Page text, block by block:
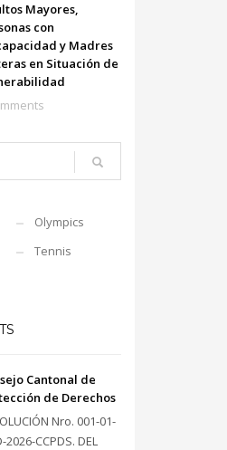
Mayores,
con
y Madres
en Situación de
Olympics
Tennis
Cantonal de
de Derechos
Nro. 001-01-
2026-CCPDS. DEL